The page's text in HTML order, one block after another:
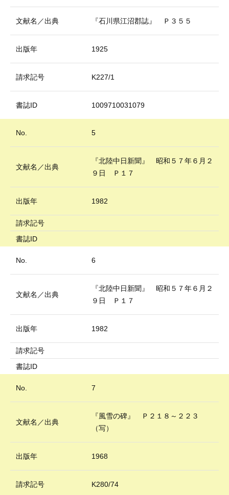
文献名／出典 『石川県江沼郡誌』 Ｐ３５５
出版年 1925
請求記号 K227/1
書誌ID 1009710031079
No. 5
文献名／出典
『北陸中日新聞』 昭和５７年６月２
９日 Ｐ１７
出版年 1982
請求記号
書誌ID
No. 6
文献名／出典
『北陸中日新聞』 昭和５７年６月２
９日 Ｐ１７
出版年 1982
請求記号
書誌ID
No. 7
文献名／出典
『風雪の碑』 Ｐ２１８～２２３
（写）
出版年 1968
請求記号 K280/74